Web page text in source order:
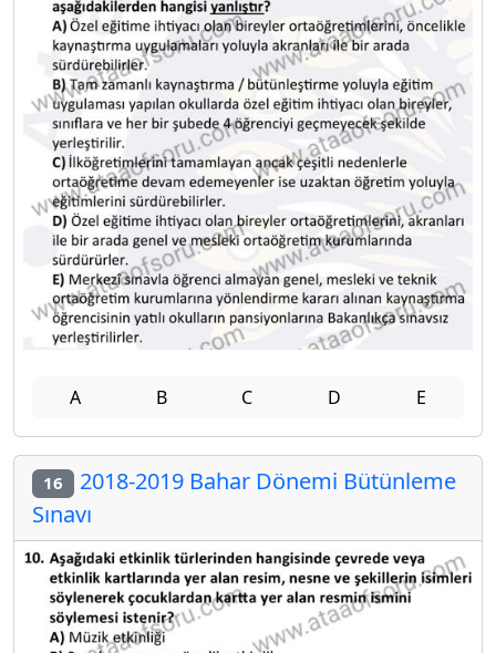
A B C D E
16 2018-2019 Bahar Dönemi Bütünleme
Sınavı